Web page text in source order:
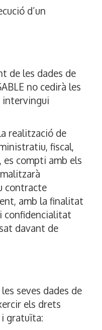
d’un
de les dades de
no cedirà les
intervingui
realització de
fiscal,
compti amb els
contracte
amb la finalitat
confidencialitat
davant de
seves dades de
els drets
gratuïta: